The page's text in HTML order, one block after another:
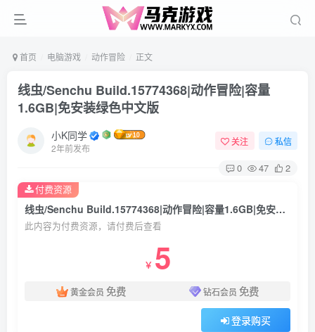
首页 电脑游戏 动作冒险 正文
线虫/Senchu Build.15774368|动作冒险|容量
1.6GB|免安装绿色中文版
小K同学
2年前发布
关注 私信
0 47 2
线虫/Senchu Build.15774368|动作冒险|容量1.6GB|免安装绿色中文版
此内容为付费资源，请付费后查看
￥ 5
黄金会员 免费 钻石会员 免费
登录购买
付费资源